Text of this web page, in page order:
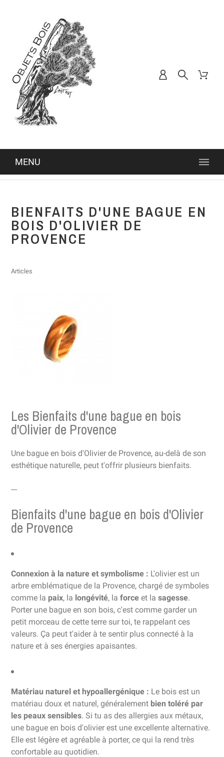
MENU
BIENFAITS D'UNE BAGUE EN
BOIS D'OLIVIER DE
PROVENCE
Articles
Les Bienfaits d'une bague en bois
d'Olivier de Provence
Une bague en bois d'Olivier de Provence, au-delà de son
esthétique naturelle, peut t'offrir plusieurs bienfaits.
---
Bienfaits d'une bague en bois d'Olivier
de Provence
Connexion à la nature et symbolisme : L'olivier est un
arbre emblématique de la Provence, chargé de symboles
comme la paix, la longévité, laforce et lasagesse.
Porter une bague en son bois, c'est comme garder un
petit morceau de cette terre sur toi, te rappelant ces
valeurs. Ça peut t'aider à te sentir plus connecté à la
nature et à ses énergies apaisantes.
Matériau naturel et hypoallergénique : Le bois est un
matériau doux et naturel, généralement bien toléré par
les peaux sensibles. Si tu as des allergies aux métaux,
une bague en bois d'olivier est une excellente alternative.
Elle est légère et agréable à porter, ce qui la rend très
confortable au quotidien.